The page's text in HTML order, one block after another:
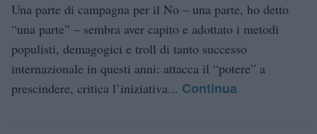
Una parte di campagna per il No – una parte, ho detto
“una parte” – sembra aver capito e adottato i metodi
populisti, demagogici e troll di tanto successo
internazionale in questi anni: attacca il “potere” a
prescindere, critica l’iniziativa... Continua